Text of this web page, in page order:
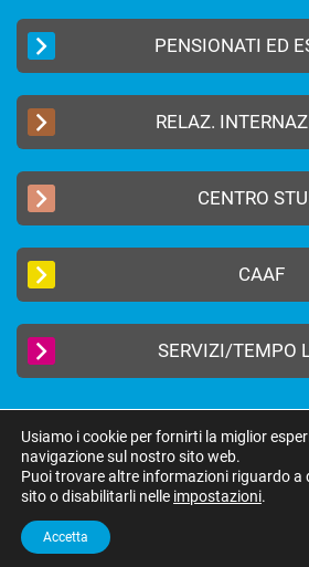
PENSIONATI ED
RELAZ.
CENTRO
CAAF
SERVIZI/TEMPO
2019 © FEDERAZIONE AUTONOMA
Cookie Policy
8552275
Usiamo i cookie per fornirti la miglior
navigazione sul nostro sito web.
Puoi trovare altre informazioni riguardo a
sito o disabilitarli nelle impostazioni.
Accetta